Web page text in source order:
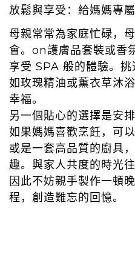
放鬆與享受：給媽媽專
母親常常為家庭忙碌，
會。on護膚品套裝或香
享受 SPA 般的體驗。挑
如玫瑰精油或薰衣草沐
幸福。
另一個貼心的選擇是安
如果媽媽喜歡烹飪，可
或是一套高品質的廚具
趣。與家人共度的時光
因此不妨親手製作一頓
程，創造難忘的回憶。